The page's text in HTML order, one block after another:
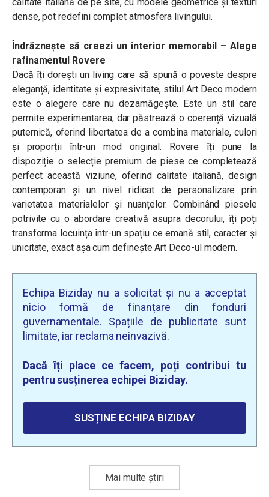
dense, pot redefini complet atmosfera livingului.
Îndrăznește să creezi un interior memorabil – Alege
rafinamentul Rovere
Dacă îți dorești un living care să spună o poveste despre
eleganță, identitate și expresivitate, stilul Art Deco modern
este o alegere care nu dezamăgește. Este un stil care
permite experimentarea, dar păstrează o coerență vizuală
puternică, oferind libertatea de a combina materiale, culori
și proporții într-un mod original. Rovere îți pune la
dispoziție o selecție premium de piese ce completează
perfect această viziune, oferind calitate italiană, design
contemporan și un nivel ridicat de personalizare prin
varietatea materialelor și nuanțelor. Combinând piesele
potrivite cu o abordare creativă asupra decorului, îți poți
transforma locuința într-un spațiu ce emană stil, caracter și
unicitate, exact așa cum definește Art Deco-ul modern.
Echipa Biziday nu a solicitat și nu a acceptat
nicio formă de finanțare din fonduri
guvernamentale. Spațiile de publicitate sunt
limitate, iar reclama neinvazivă.
Dacă îți place ce facem, poți contribui tu
pentru susținerea echipei Biziday.
SUSȚINE ECHIPA BIZIDAY
Mai multe știri